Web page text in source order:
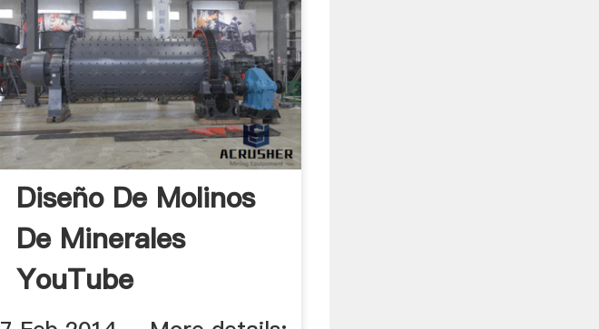
Diseño De Molinos
De Minerales
YouTube